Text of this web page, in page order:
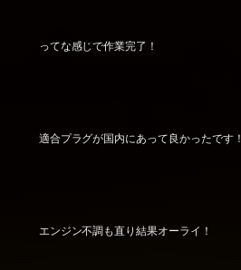
ってな感じで作業完了！
適合プラグが国内にあって良かったです！
エンジン不調も直り結果オーライ！